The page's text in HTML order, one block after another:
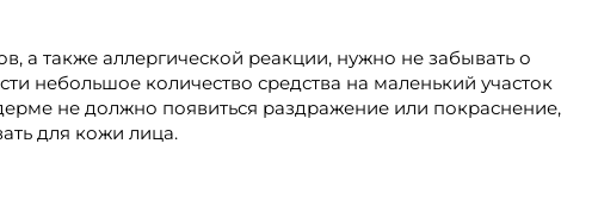
а также аллергической реакции, нужно не забывать о
небольшое количество средства на маленький участок
не должно появиться раздражение или покраснение,
для кожи лица.